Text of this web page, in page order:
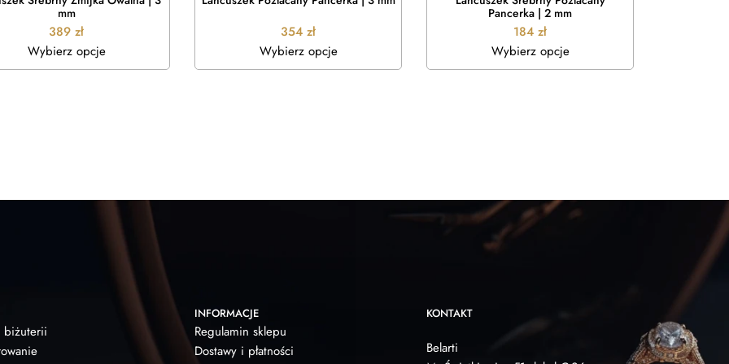
mm
389 zł
Wybierz opcje
354 zł
Wybierz opcje
Pancerka | 2 mm
184 zł
Wybierz opcje
biżuterii
INFORMACJE
Regulamin sklepu
Dostawy i płatności
KONTAKT
Belarti